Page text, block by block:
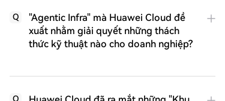
Q
"Agentic Infra" mà Huawei Cloud đề
xuất nhằm giải quyết những thách
thức kỹ thuật nào cho doanh nghiệp?
Q